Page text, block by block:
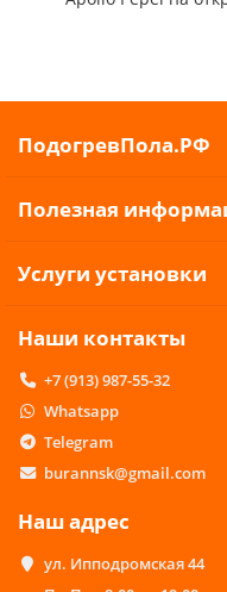
ПодогревПола.РФ
Полезная
Услуги установки
Наши контакты
+7 (913) 987-55-32
Whatsapp
Telegram
burannsk@gmail.com
Наш адрес
ул. Ипподромская 44